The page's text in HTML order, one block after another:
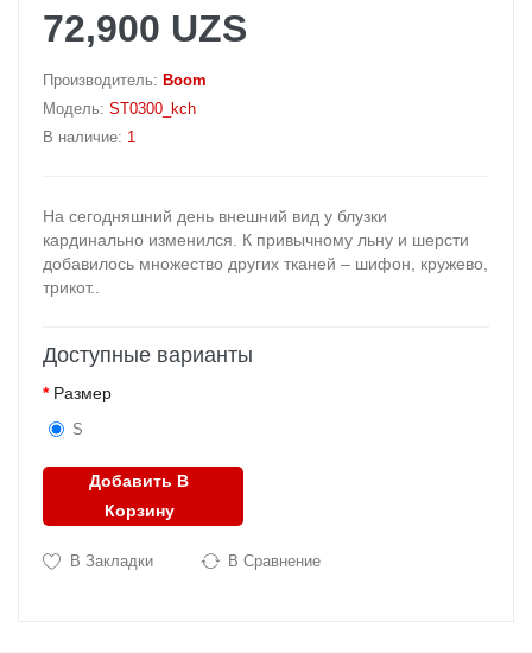
72,900 UZS
Производитель: Boom
Модель: ST0300_kch
В наличие: 1
На сегодняшний день внешний вид у блузки
кардинально изменился. К привычному льну и шерсти
добавилось множество других тканей – шифон, кружево,
трикот..
Доступные варианты
Размер
S
Добавить В
Корзину
В Закладки В Сравнение